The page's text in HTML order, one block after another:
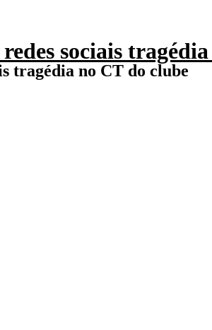
sociais
tragédia no CT do clube